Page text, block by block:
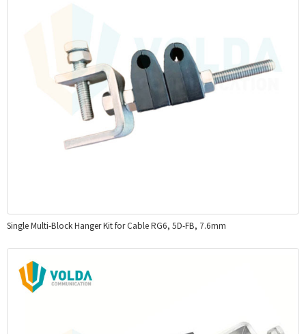
Single Multi-Block Hanger Kit for Cable RG6, 5D-FB, 7.6mm